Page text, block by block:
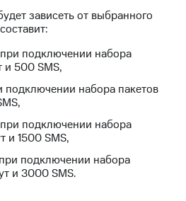
зависеть от выбранного
подключении набора
и 500 SMS,
подключении набора пакетов
подключении набора
и 1500 SMS,
подключении набора
и 3000 SMS.